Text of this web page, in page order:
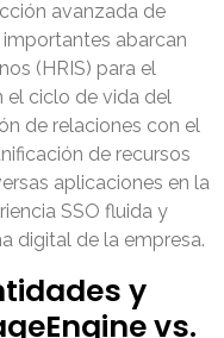
avanzada de
abarcan
(HRIS) para el
el ciclo de vida del
de relaciones con el
de recursos
aplicaciones en la
SSO fluida y
digital de la empresa.
y
vs.